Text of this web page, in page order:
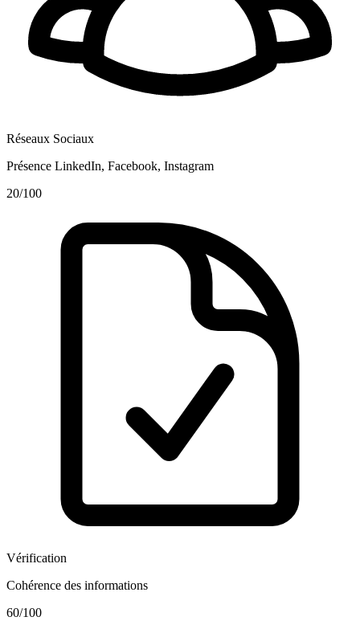
Réseaux Sociaux
Présence LinkedIn, Facebook, Instagram
20/100
Vérification
Cohérence des informations
60/100